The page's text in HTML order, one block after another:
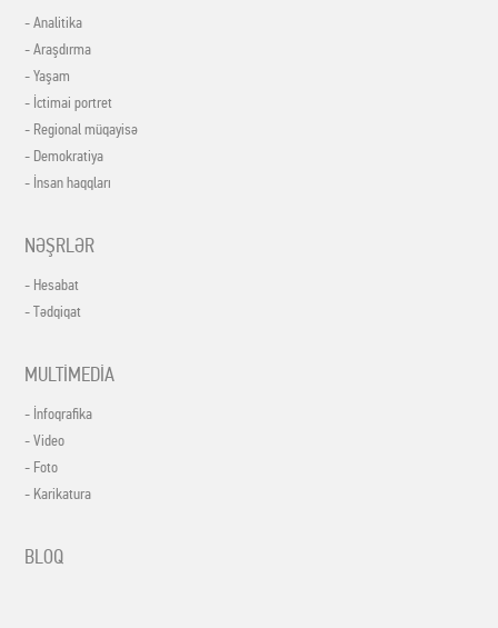
- Analitika
- Araşdırma
- Yaşam
- İctimai portret
- Regional müqayisə
- Demokratiya
- İnsan haqqları
NƏŞRLƏR
- Hesabat
- Tədqiqat
MULTİMEDİA
- İnfoqrafika
- Video
- Foto
- Karikatura
BLOQ